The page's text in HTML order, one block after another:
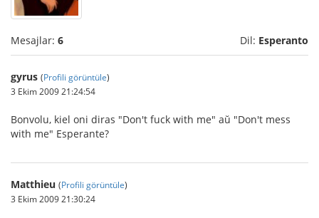
Mesajlar: 6 Dil: Esperanto
gyrus (Profili görüntüle)
3 Ekim 2009 21:24:54
Bonvolu, kiel oni diras "Don't fuck with me" aŭ "Don't mess
with me" Esperante?
Matthieu (Profili görüntüle)
3 Ekim 2009 21:30:24